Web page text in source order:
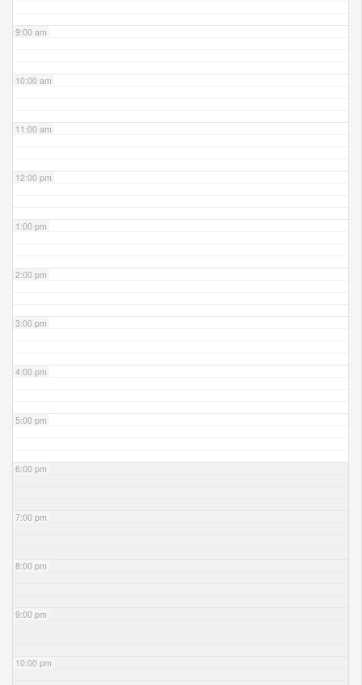
9:00 am
10:00 am
11:00 am
12:00 pm
1:00 pm
2:00 pm
3:00 pm
4:00 pm
5:00 pm
6:00 pm
7:00 pm
8:00 pm
9:00 pm
10:00 pm